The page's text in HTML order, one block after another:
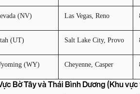
(NV) Las Vegas, Reno
(UT) Salt Lake City, Provo
(WY) Cheyenne, Casper
Bờ Tây và Thái Bình Dương (Khu vực